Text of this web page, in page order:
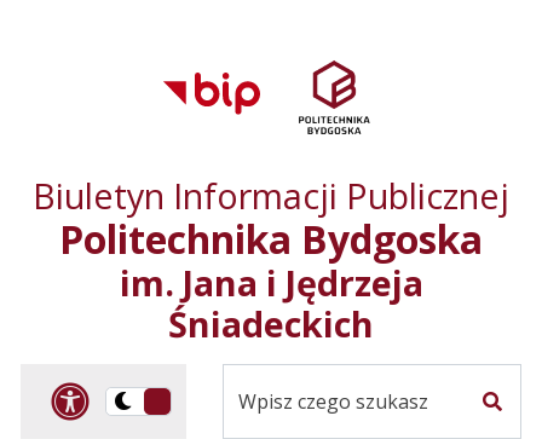
głównego menu
serwisu
Biuletyn Informacji Publicznej
Politechnika Bydgoska
im. Jana i Jędrzeja
Śniadeckich
Panel dostosowania
Przelącz